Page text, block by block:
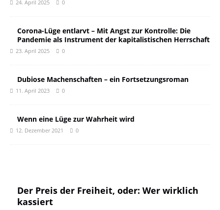
24. April 2025 0
Corona-Lüge entlarvt – Mit Angst zur Kontrolle: Die
Pandemie als Instrument der kapitalistischen Herrschaft
23. April 2025 0
Dubiose Machenschaften – ein Fortsetzungsroman
11. April 2023 0
Wenn eine Lüge zur Wahrheit wird
12. Dezember 2021 0
Der Preis der Freiheit, oder: Wer wirklich
kassiert